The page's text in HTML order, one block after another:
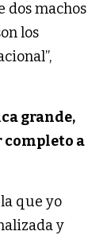
dos machos
los
grande,
completo a
que yo
y